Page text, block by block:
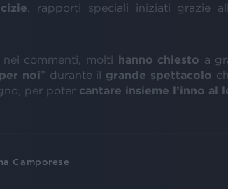
, rapporti speciali iniziati grazie
nei commenti, molti hanno chiesto a
noi” durante il grande spettacolo
per potercantare insieme l’inno al
Camporese